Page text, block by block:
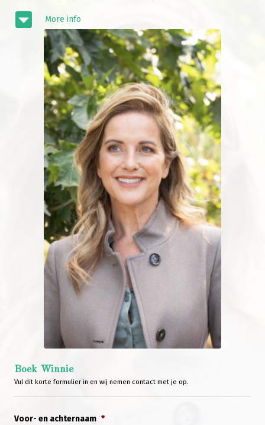
More info
Boek Winnie
Vul dit korte formulier in en wij nemen contact met je op.
Voor- en achternaam *